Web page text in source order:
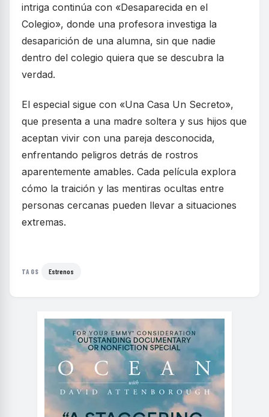
intriga continúa con «Desaparecida en el
Colegio», donde una profesora investiga la
desaparición de una alumna, sin que nadie
dentro del colegio quiera que se descubra la
verdad.
El especial sigue con «Una Casa Un Secreto»,
que presenta a una madre soltera y sus hijos que
aceptan vivir con una pareja desconocida,
enfrentando peligros detrás de rostros
aparentemente amables. Cada película explora
cómo la traición y las mentiras ocultas entre
personas cercanas pueden llevar a situaciones
extremas.
TAGS Estrenos